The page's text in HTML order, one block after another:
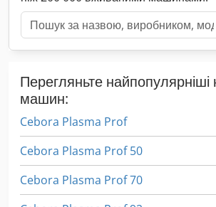
Перегляньте найпопулярніші
машин:
Cebora Plasma Prof
Cebora Plasma Prof 50
Cebora Plasma Prof 70